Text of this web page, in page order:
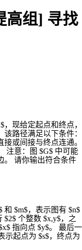
高组] 寻找
现给定起点和终点，
路径满足以下条件：
或间接与终点连通。
注意：图 $G$ 中可能
。 请你输出符合条件
$m$，表示图有 $n$
$2$ 个整数 $x,y$，之
指向点 $y$。 最后一
示起点为 $s$，终点为